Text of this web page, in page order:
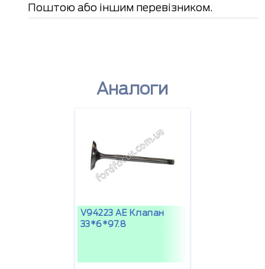
Поштою або іншим перевізником.
Аналоги
V94223 AE Клапан
33*6*97.8